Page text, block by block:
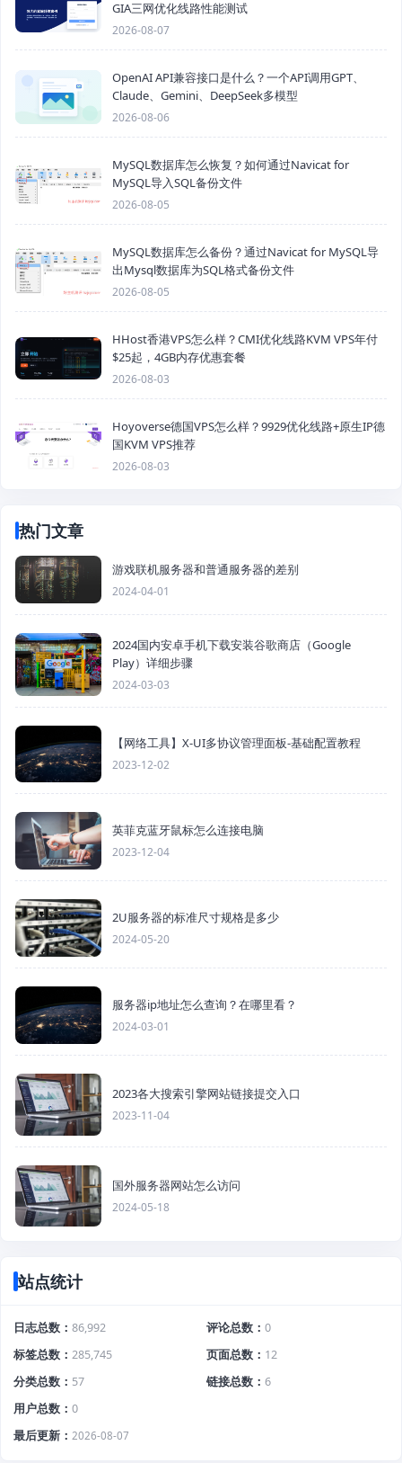
GIA三网优化线路性能测试
2026-08-07
OpenAI API兼容接口是什么？一个API调用GPT、
Claude、Gemini、DeepSeek多模型
2026-08-06
MySQL数据库怎么恢复？如何通过Navicat for
MySQL导入SQL备份文件
2026-08-05
MySQL数据库怎么备份？通过Navicat for MySQL导
出Mysql数据库为SQL格式备份文件
2026-08-05
HHost香港VPS怎么样？CMI优化线路KVM VPS年付
$25起，4GB内存优惠套餐
2026-08-03
Hoyoverse德国VPS怎么样？9929优化线路+原生IP德
国KVM VPS推荐
2026-08-03
热门文章
游戏联机服务器和普通服务器的差别
2024-04-01
2024国内安卓手机下载安装谷歌商店（Google
Play）详细步骤
2024-03-03
【网络工具】X-UI多协议管理面板-基础配置教程
2023-12-02
英菲克蓝牙鼠标怎么连接电脑
2023-12-04
2U服务器的标准尺寸规格是多少
2024-05-20
服务器ip地址怎么查询？在哪里看？
2024-03-01
2023各大搜索引擎网站链接提交入口
2023-11-04
国外服务器网站怎么访问
2024-05-18
站点统计
日志总数 86,992 评论总数
0
标签总数
285,745 页面总数
12
分类总数
57 链接总数
6
用户总数
0
最后更新
2026-08-07